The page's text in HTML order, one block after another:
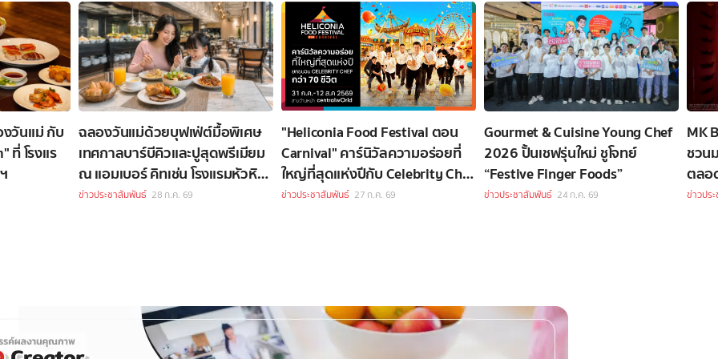
งวันแม่ กับ
ที่ โรงแร
ฉลองวันแม่ด้วยบุฟเฟ่ต์มื้อพิเศษ
เทศกาลบาร์บีคิวและปูสุดพรีเมียม
ณ แอมเบอร์ คิทเช่น โรงแรมหัวหิน
แมริออท รีสอร์ท และ สปา
ข่าวประชาสัมพันธ์ 28 ก.ค. 69
"Heliconia Food Festival ตอน
Carnival" คาร์นิวัลความอร่อยที่
ใหญ่ที่สุดแห่งปีกับ Celebrity Chef
กว่า 70 ชีวิต
ข่าวประชาสัมพันธ์ 27 ก.ค. 69
Gourmet & Cuisine Young Chef
2026 ปั้นเชฟรุ่นใหม่ ชูโจทย์
“Festive Finger Foods”
ข่าวประชาสัมพันธ์ 24 ก.ค. 69
MK
ชวน
ตลอ
ข่าวปร